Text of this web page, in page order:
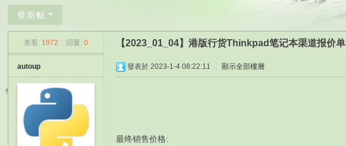
索
港
记
發新帖
查看: 1972 回覆: 0 【2023_01_04】港版行货Thinkpad笔记本渠道报价单
autoup 發表於 2023-1-4 08:22:11 顯示全部樓層
最终销售价格: